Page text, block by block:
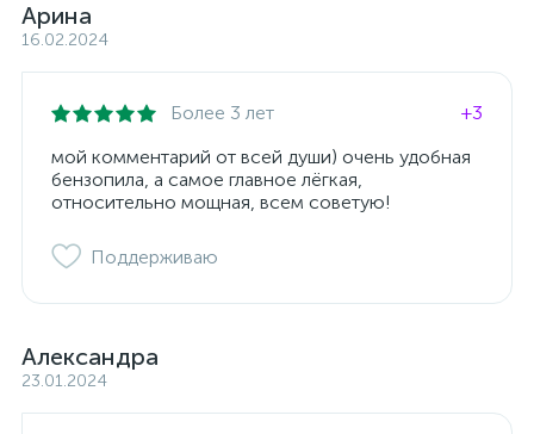
Арина
16.02.2024
Более 3 лет
+3
мой комментарий от всей души) очень удобная
бензопила, а самое главное лёгкая,
относительно мощная, всем советую!
Поддерживаю
Александра
23.01.2024